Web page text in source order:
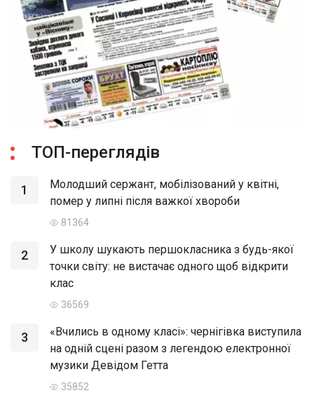
ТОП-переглядів
1
Молодший сержант, мобілізований у квітні,
помер у липні після важкої хвороби
81364
2
У школу шукають першокласника з будь-якої
точки світу: не вистачає одного щоб відкрити
клас
36569
3
«Вчились в одному класі»: чернігівка виступила
на одній сцені разом з легендою електронної
музики Девідом Гетта
35852